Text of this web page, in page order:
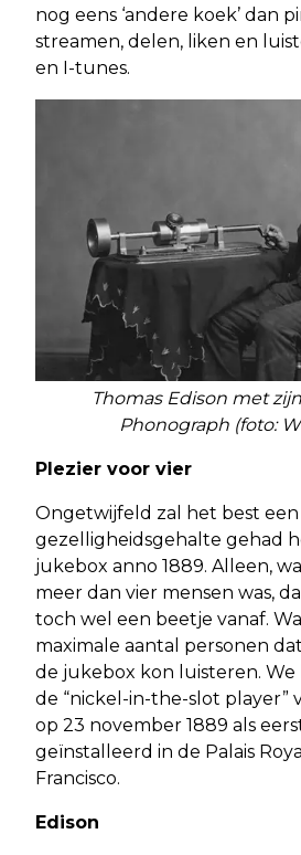
nog eens ‘andere koek’ dan
streamen, delen, liken en
en I-tunes.
Thomas Edison met
Phonograph (foto:
Plezier voor vier
Ongetwijfeld zal het best een
gezelligheidsgehalte gehad
jukebox anno 1889. Alleen,
meer dan vier mensen was,
toch wel een beetje vanaf.
maximale aantal personen
de jukebox kon luisteren.
de “nickel-in-the-slot player”
op 23 november 1889 als
geïnstalleerd in de Palais
Francisco.
Edison